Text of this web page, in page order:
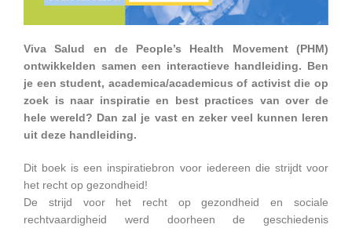
Viva Salud en de People’s Health Movement (PHM)
ontwikkelden samen een interactieve handleiding. Ben
je een student, academica/academicus of activist die op
zoek is naar inspiratie en best practices van over de
hele wereld? Dan zal je vast en zeker veel kunnen leren
uit deze handleiding.
Dit boek is een inspiratiebron voor iedereen die strijdt voor
het recht op gezondheid!
De strijd voor het recht op gezondheid en sociale
rechtvaardigheid werd doorheen de geschiedenis